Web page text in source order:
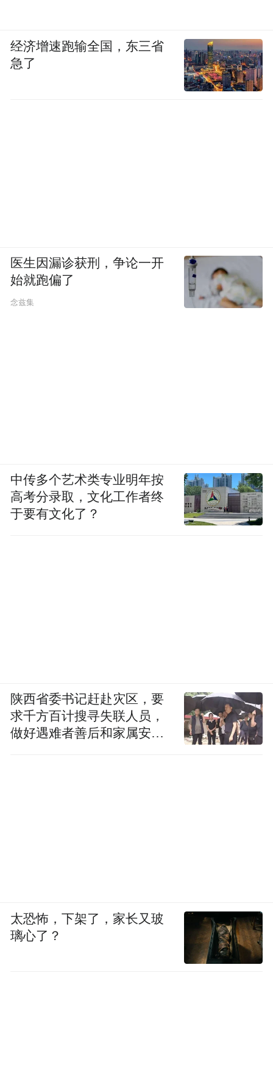
经济增速跑输全国，东三省
急了
医生因漏诊获刑，争论一开
始就跑偏了
念兹集
中传多个艺术类专业明年按
高考分录取，文化工作者终
于要有文化了？
陕西省委书记赶赴灾区，要
求千方百计搜寻失联人员，
做好遇难者善后和家属安抚
太恐怖，下架了，家长又玻
璃心了？